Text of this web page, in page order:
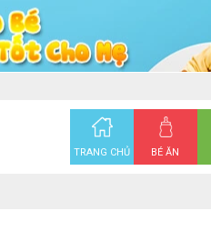
TRANG CHỦ BÉ ĂN